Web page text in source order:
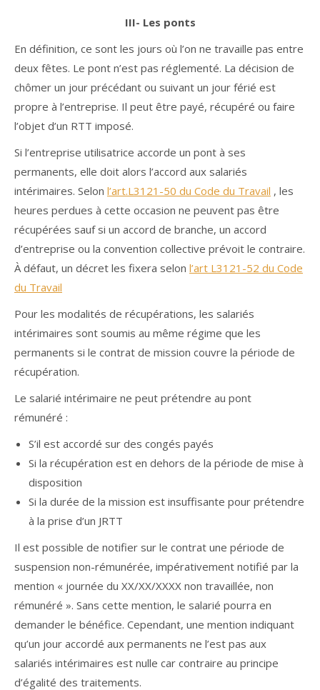
III- Les ponts
En définition, ce sont les jours où l’on ne travaille pas entre
deux fêtes. Le pont n’est pas réglementé. La décision de
chômer un jour précédant ou suivant un jour férié est
propre à l’entreprise. Il peut être payé, récupéré ou faire
l’objet d’un RTT imposé.
Si l’entreprise utilisatrice accorde un pont à ses
permanents, elle doit alors l’accord aux salariés
intérimaires. Selon l’art.L3121-50 du Code du Travail , les
heures perdues à cette occasion ne peuvent pas être
récupérées sauf si un accord de branche, un accord
d’entreprise ou la convention collective prévoit le contraire.
À défaut, un décret les fixera selon l’art L3121-52 du Code
du Travail
Pour les modalités de récupérations, les salariés
intérimaires sont soumis au même régime que les
permanents si le contrat de mission couvre la période de
récupération.
Le salarié intérimaire ne peut prétendre au pont
rémunéré :
S’il est accordé sur des congés payés
Si la récupération est en dehors de la période de mise à
disposition
Si la durée de la mission est insuffisante pour prétendre
à la prise d’un JRTT
Il est possible de notifier sur le contrat une période de
suspension non-rémunérée, impérativement notifié par la
mention « journée du XX/XX/XXXX non travaillée, non
rémunéré ». Sans cette mention, le salarié pourra en
demander le bénéfice. Cependant, une mention indiquant
qu’un jour accordé aux permanents ne l’est pas aux
salariés intérimaires est nulle car contraire au principe
d’égalité des traitements.